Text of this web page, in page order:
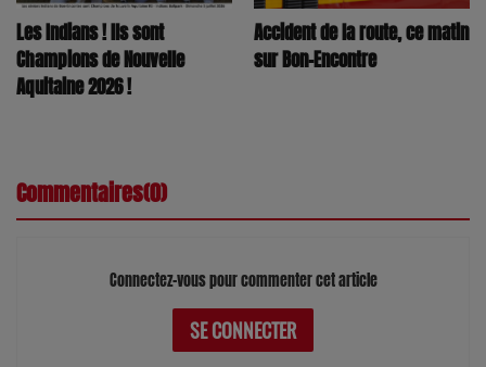
Les Indians ! Ils sont
Champions de Nouvelle
Aquitaine 2026 !
Accident de la route, ce matin
sur Bon-Encontre
Commentaires(0)
Connectez-vous pour commenter cet article
SE CONNECTER